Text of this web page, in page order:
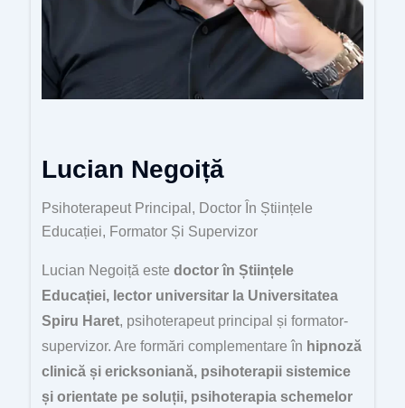
Lucian Negoiță
Psihoterapeut Principal, Doctor În Științele
Educației, Formator Și Supervizor
Lucian Negoiță este doctor în Științele
Educației, lector universitar la Universitatea
Spiru Haret, psihoterapeut principal și formator-
supervizor. Are formări complementare în hipnoză
clinică și ericksoniană, psihoterapii sistemice
și orientate pe soluții, psihoterapia schemelor